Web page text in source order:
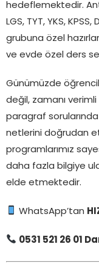
hedeflemektedir.
LGS, TYT, YKS,
grubuna özel
ve evde özel ders
Günümüzde
değil, zamanı
paragraf
netlerini doğrudan
programlarımız
daha fazla bilgiye
elde etmektedir.
WhatsApp’tan
0531 521 26 01